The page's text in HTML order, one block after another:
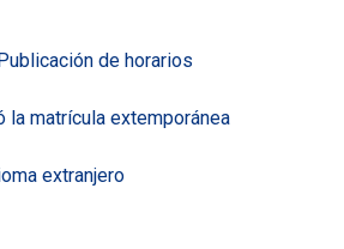
de horarios
la matrícula extemporánea
extranjero